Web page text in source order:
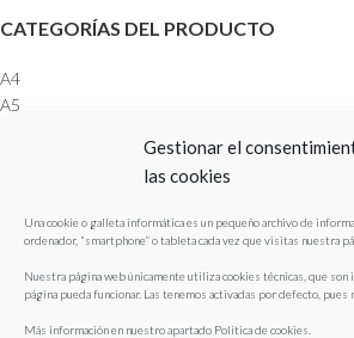
Gestionar el
las cookies
Una cookie o galleta informática es un pequeño archivo de
ordenador, “smartphone” o tableta cada vez que visitas nuestra
Nuestra página web únicamente utiliza cookies técnicas, que
página pueda funcionar. Las tenemos activadas por defecto, pues
Más información en nuestro apartado Política de cookies
CATEGORÍAS DEL PRODUCTO
A4
A5
INFORMACIÓN SUBVENCIONES